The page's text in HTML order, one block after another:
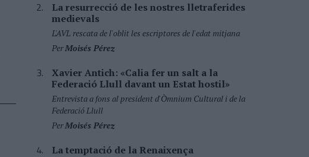
La resurrecció de les nostres lletraferides
medievals
L'AVL rescata de l'oblit les escriptores de l'edat mitjana
PerMoisés Pérez
Xavier Antich: «Calia fer un salt a la
Federació Llull davant un Estat hostil»
Entrevista a fons al president d'Òmnium Cultural i de la
Federació Llull
PerMoisés Pérez
La temptació de la Renaixença